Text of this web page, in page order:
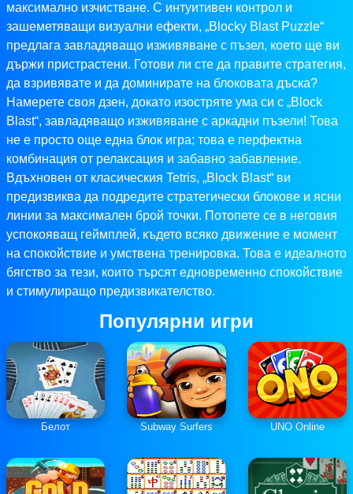
максимално изчистване. С интуитивен контрол и
зашеметяващи визуални ефекти, „Blocky Blast Puzzle“
предлага завладяващо изживяване с пъзел, което ще ви
държи пристрастени. Готови ли сте да правите стратегия,
да взривявате и да доминирате на блоковата дъска?
Намерете своя дзен, докато изостряте ума си с „Block
Blast“, завладяващо изживяване с аркадни пъзели! Това
не е просто още една блок игра; това е перфектна
комбинация от релаксация и забавно забавление.
Вдъхновен от класическия Tetris, „Block Blast“ ви
предизвиква да подредите стратегически блокове и ясни
линии за максимален брой точки. Потопете се в неговия
успокояващ геймплей, където всяко движение е момент
на спокойствие и умствена тренировка. Това е идеалното
бягство за тези, които търсят едновременно спокойствие
и стимулиращо предизвикателство.
Популярни игри
Белот Subway Surfers UNO Online